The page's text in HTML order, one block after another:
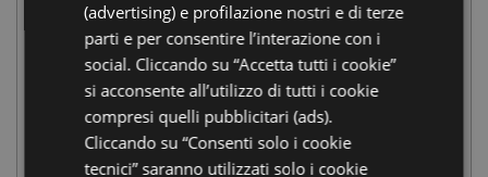
26 SETTEMBRE, 28 NOVEMBRE
(advertising) e profilazione nostri e di terze
parti e per consentire l’interazione con i
social. Cliccando su “Accetta tutti i cookie”
si acconsente all’utilizzo di tutti i cookie
compresi quelli pubblicitari (ads).
Cliccando su “Consenti solo i cookie
tecnici” saranno utilizzati solo i cookie